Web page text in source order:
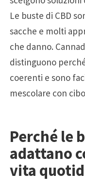
Le buste di CBD
sacche e molti
che danno.
distinguono
coerenti e sono
mescolare con
Perché le
adattano
vita